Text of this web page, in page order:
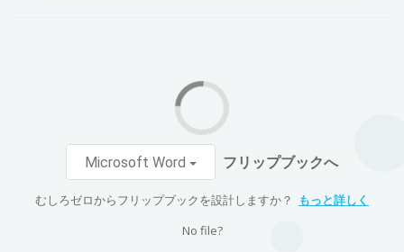
Microsoft Word フリップブックへ
むしろゼロからフリップブックを設計しますか？
もっと詳しく
No file?